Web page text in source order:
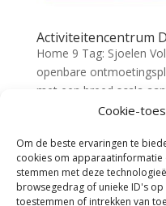
Cookie-
Om de beste ervaringen te
cookies om
stemmen met deze
browsegedrag of unieke ID's
toestemmen of intrekken van
Activiteitencentrum
Home 9 Tag: Sjoelen
openbare
met een breed scala
de beschikking over
inwoners van de...
« Vorige Pagina